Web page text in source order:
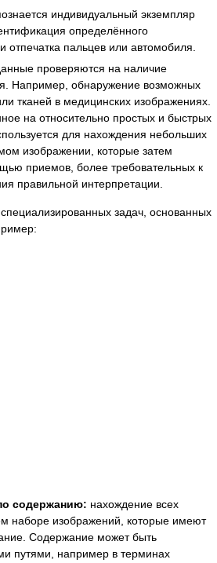
индивидуальный экземпляр
определённого
отпечатка пальцев или автомобиля.
проверяются на наличие
Например, обнаружение возможных
тканей в медицинских изображениях.
на относительно простых и быстрых
для нахождения небольших
изображении, которые затем
приемов, более требовательных к
правильной интерпретации.
задач, основанных
содержанию: нахождение всех
наборе изображений, которые имеют
Содержание может быть
путями, например в терминах